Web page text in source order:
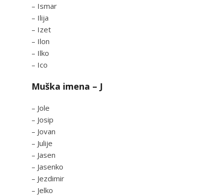
– Ismar
– Ilija
– Izet
– Ilon
– Ilko
– Ico
Muška imena – J
– Jole
– Josip
– Jovan
– Julije
– Jasen
– Jasenko
– Jezdimir
– Jelko